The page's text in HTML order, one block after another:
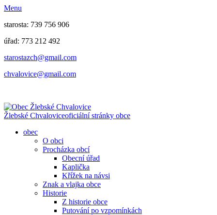
Menu
starosta: 739 756 906
úřad: 773 212 492
​​​​starostazch@gmail.com
​​​​chvalovice@gmail.com
Žlebské Chvaloviceoficiální stránky obce
obec
O obci
Procházka obcí
Obecní úřad
Kaplička
Křížek na návsi
Znak a vlajka obce
Historie
Z historie obce
Putování po vzpomínkách